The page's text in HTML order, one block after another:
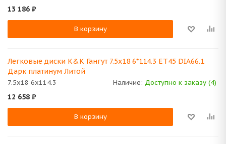
13 186 ₽
В корзину
Легковые диски K&K Гангут 7.5x18 6*114.3 ET45 DIA66.1
Дарк платинум Литой
7.5x18 6x114.3 Наличие: Доступно к заказу (4)
12 658 ₽
В корзину